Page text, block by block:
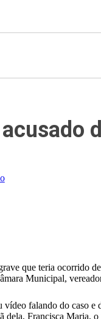
que teria ocorrido
Municipal,
falando do caso
dela, Francisca Maria,